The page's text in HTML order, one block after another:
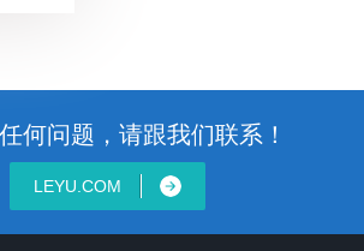
何问题，请跟我们联系！
LEYU.COM